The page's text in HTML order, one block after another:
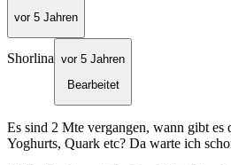
vor 5 Jahren
Shorlina vor 5 Jahren
Bearbeitet
Es sind 2 Mte vergangen, wann gibt es
Yoghurts, Quark etc? Da warte ich